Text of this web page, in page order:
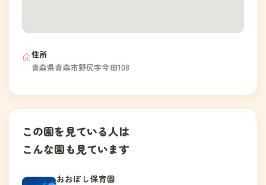
住所
青森県青森市野尻字今田108
この園を見ている人は
こんな園も見ています
おおぼし保育園